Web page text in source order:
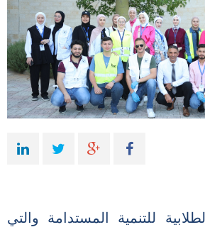
للتنمية المستدامة والتي